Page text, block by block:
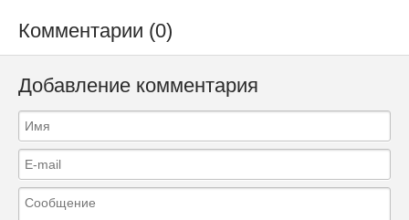
Комментарии (0)
Добавление комментария